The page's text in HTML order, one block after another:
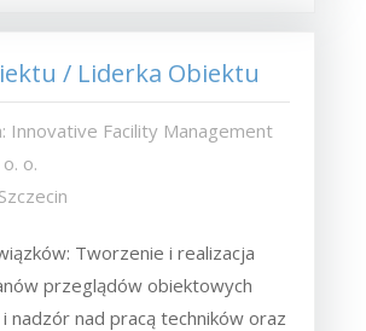
/ Liderka Obiektu
Innovative Facility Management
o.
Tworzenie i realizacja
przeglądów obiektowych
nadzór nad pracą techników oraz